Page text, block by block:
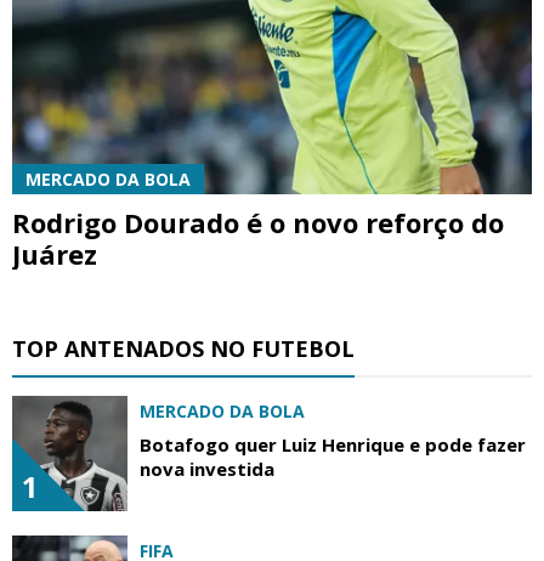
MERCADO DA BOLA
Rodrigo Dourado é o novo reforço do
Juárez
TOP ANTENADOS NO FUTEBOL
1
MERCADO DA BOLA
Botafogo quer Luiz Henrique e pode fazer
nova investida
FIFA